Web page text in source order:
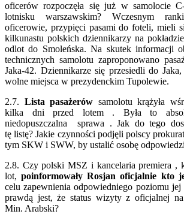
oficerów rozpoczęła się już w samolocie
lotnisku warszawskim? Wczesnym
oficerowie, przypięci pasami do foteli, mieli
kilkunastu polskich dziennikarzy na
odlot do Smoleńska. Na skutek informacji
technicznych samolotu zaproponowano
Jaka-42. Dziennikarze się przesiedli do
wolne miejsca w prezydenckim Tupolewie.
2.7. Lista pasażerów samolotu krążyła
kilka dni przed lotem . Była to
niedopuszczalna sprawa . Jak do tego
tę listę? Jakie czynności podjęli polscy
tym SKW i SWW, by ustalić osobę
2.8. Czy polski MSZ i kancelaria premiera ,
lot,poinformowały Rosjan oficjalnie kto
celu zapewnienia odpowiedniego poziomu jej
prawdą jest, że status wizyty z oficjalnej
Min. Arabski?